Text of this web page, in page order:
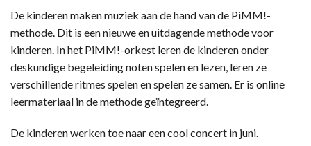
De kinderen maken muziek aan de hand van de PiMM!-
methode. Dit is een nieuwe en uitdagende methode voor
kinderen. In het PiMM!-orkest leren de kinderen onder
deskundige begeleiding noten spelen en lezen, leren ze
verschillende ritmes spelen en spelen ze samen. Er is online
leermateriaal in de methode geïntegreerd.
De kinderen werken toe naar een cool concert in juni.